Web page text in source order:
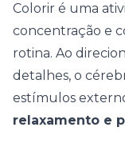
Colorir é uma
concentração e
rotina. Ao
detalhes, o
estímulos
relaxamento e